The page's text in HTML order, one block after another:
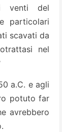
venti del
particolari
scavati da
nel
a.C. e agli
potuto far
avrebbero